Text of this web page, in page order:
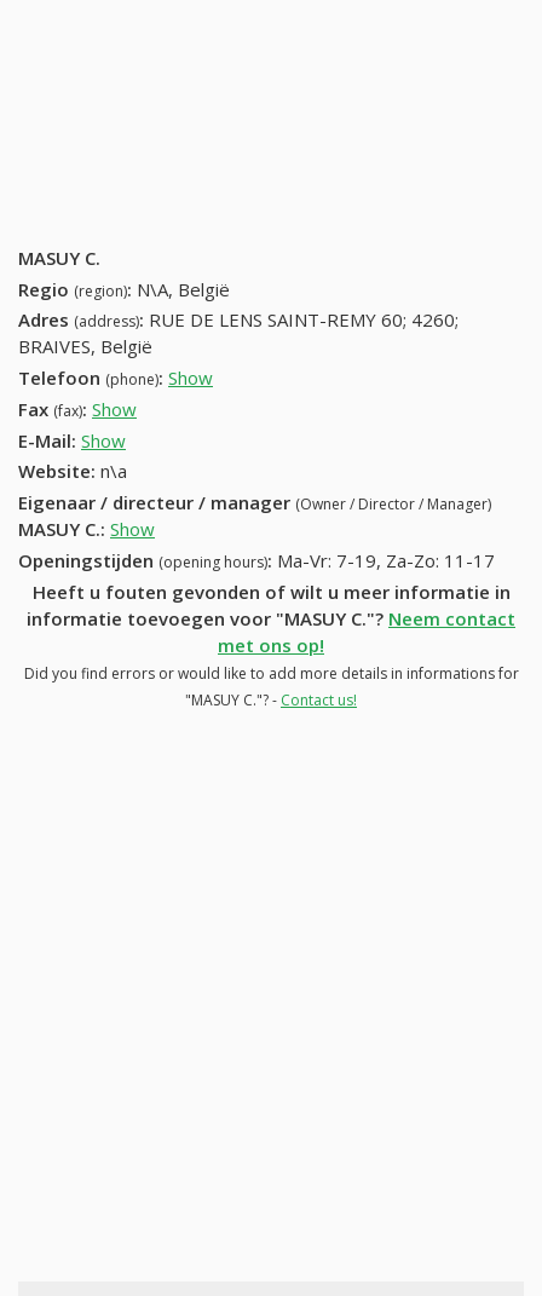
MASUY C.
Regio (region): N\A, België
Adres (address): RUE DE LENS SAINT-REMY 60; 4260;
BRAIVES, België
Telefoon (phone): Show
Fax (fax): Show
E-Mail: Show
Website: n\a
Eigenaar / directeur / manager (Owner / Director / Manager)
MASUY C.: Show
Openingstijden (opening hours): Ma-Vr: 7-19, Za-Zo: 11-17
Heeft u fouten gevonden of wilt u meer informatie in
informatie toevoegen voor "MASUY C."? Neem contact
met ons op!
Did you find errors or would like to add more details in informations for
"MASUY C."? - Contact us!